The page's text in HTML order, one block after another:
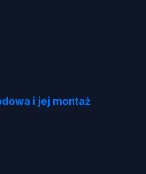
i jej montaż